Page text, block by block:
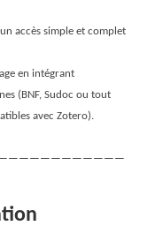
accès simple et complet
en intégrant
(BNF, Sudoc ou tout
avec Zotero).